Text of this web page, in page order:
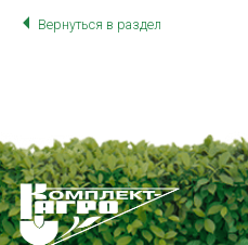
Вернуться в раздел